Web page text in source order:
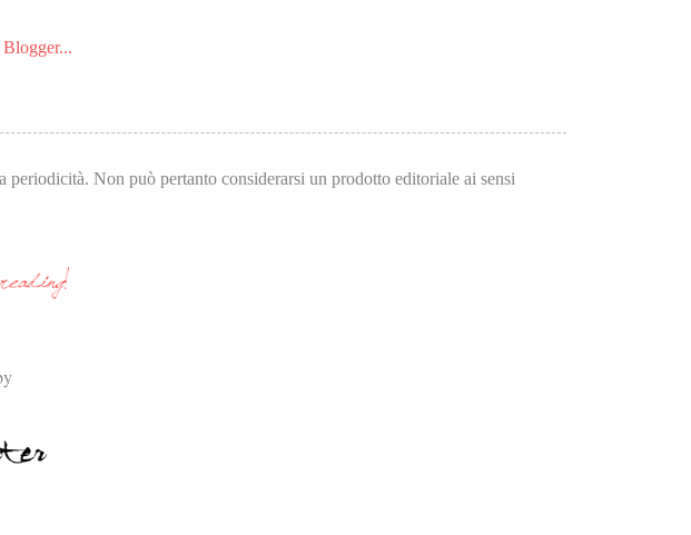
periodicità. Non può pertanto considerarsi un prodotto editoriale ai sensi